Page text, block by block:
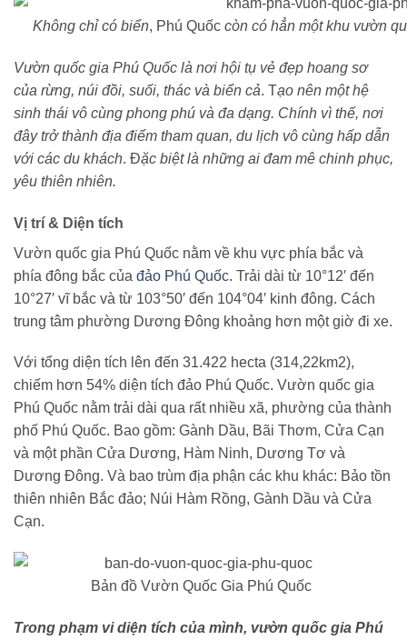
Không chỉ có biển, Phú Quốc còn có hẳn một khu vườn
Vườn quốc gia Phú Quốc là nơi hội tụ vẻ đẹp hoang sơ
của rừng, núi đồi, suối, thác và biển cả. Tạo nên một hệ
sinh thái vô cùng phong phú và đa dạng. Chính vì thế, nơi
đây trở thành địa điểm tham quan, du lịch vô cùng hấp dẫn
với các du khách. Đặc biệt là những ai đam mê chinh phục,
yêu thiên nhiên.
Vị trí & Diện tích
Vườn quốc gia Phú Quốc nằm về khu vực phía bắc và
phía đông bắc của đảo Phú Quốc. Trải dài từ 10°12′ đến
10°27′ vĩ bắc và từ 103°50′ đến 104°04′ kinh đông. Cách
trung tâm phường Dương Đông khoảng hơn một giờ đi xe.
Với tổng diện tích lên đến 31.422 hecta (314,22km2),
chiếm hơn 54% diện tích đảo Phú Quốc. Vườn quốc gia
Phú Quốc nằm trải dài qua rất nhiều xã, phường của thành
phố Phú Quốc. Bao gồm: Gành Dầu, Bãi Thơm, Cửa Cạn
và một phần Cửa Dương, Hàm Ninh, Dương Tơ và
Dương Đông. Và bao trùm địa phận các khu khác: Bảo tồn
thiên nhiên Bắc đảo; Núi Hàm Rồng, Gành Dầu và Cửa
Cạn.
Bản đồ Vườn Quốc Gia Phú Quốc
Trong phạm vi diện tích của mình, vườn quốc gia Phú